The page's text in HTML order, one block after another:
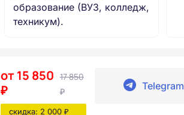
образование (ВУЗ, колледж,
техникум).
от 15 850
₽
17 850
₽
скидка: 2 000 ₽
Telegram